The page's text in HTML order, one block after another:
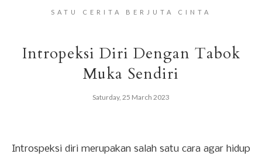
SATU CERITA BERJUTA CINTA
Intropeksi Diri Dengan Tabok
Muka Sendiri
Saturday, 25 March 2023
Introspeksi diri merupakan salah satu cara agar hidup